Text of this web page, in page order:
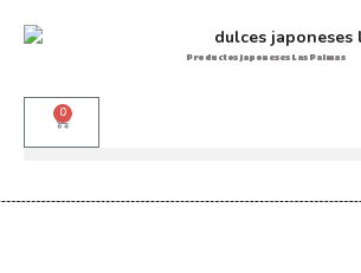
Productos japoneses Las Palmas
0